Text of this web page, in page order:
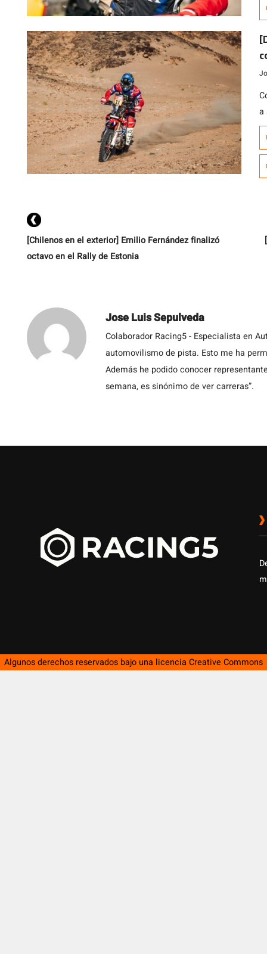
a
[Chilenos en el exterior] Emilio Fernández finalizó
octavo en el Rally de Estonia
Jose Luis Sepulveda
Colaborador Racing5 - Especialista en
automovilismo de pista. Esto me ha
Además he podido conocer
semana, es sinónimo de ver carreras”.
Algunos derechos reservados bajo una licencia Creative Commons